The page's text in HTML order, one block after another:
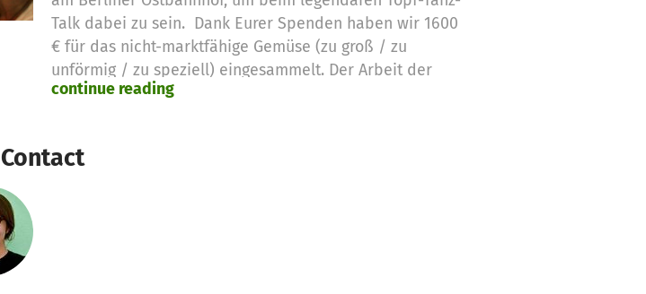
Talk dabei zu sein. Dank Eurer Spenden haben wir 1600
€ für das nicht-marktfähige Gemüse (zu groß / zu
unförmig / zu speziell) eingesammelt. Der Arbeit der
Landwirte und Landwirtinnen, die hinter diesem
Namen an die Landwirt/innen weitergeleitet. Zehn Höfe
continue reading
Contact